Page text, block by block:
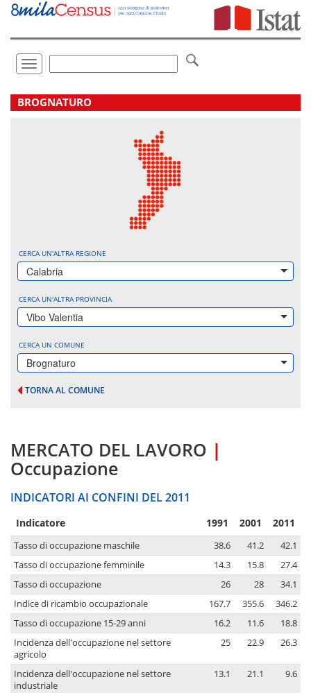
Vai
direttamente
Toggle
navigation
.
BROGNATURO
CERCA UN'ALTRA REGIONE
Calabria
CERCA UN'ALTRA PROVINCIA
Vibo Valentia
CERCA UN COMUNE
Brognaturo
TORNA AL COMUNE
MERCATO DEL LAVORO |
Occupazione
INDICATORI AI CONFINI DEL 2011
Indicatore 1991 2001 2011
Tasso di occupazione maschile 38.6 41.2
42.1
Tasso di occupazione femminile
14.3 15.8
27.4
Tasso di occupazione
26 28
34.1
Indice di ricambio occupazionale
167.7 355.6
346.2
Tasso di occupazione 15-29 anni
16.2 11.6
18.8
Incidenza dell'occupazione nel settore
agricolo
25 22.9 26.3
Incidenza dell'occupazione nel settore
industriale
13.1 21.1 9.6